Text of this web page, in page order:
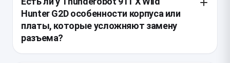
Hunter G2D особенности корпуса или
платы, которые усложняют замену
разъема?